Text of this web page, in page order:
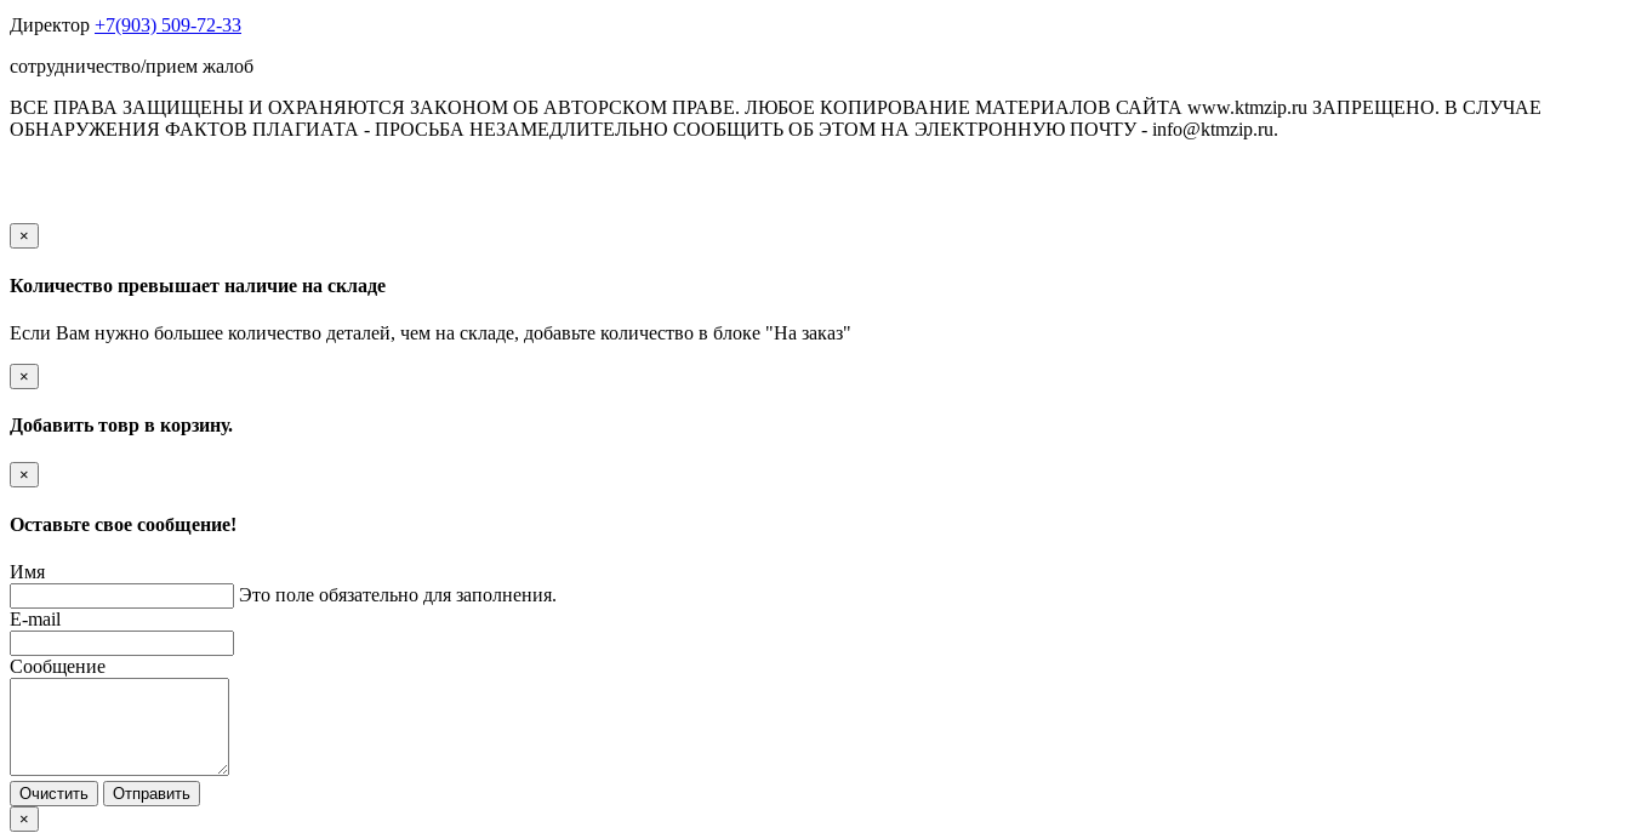
Директор +7(903) 509-72-33
сотрудничество/прием жалоб
ВСЕ ПРАВА ЗАЩИЩЕНЫ И ОХРАНЯЮТСЯ ЗАКОНОМ ОБ АВТОРСКОМ ПРАВЕ. ЛЮБОЕ КОПИРОВАНИЕ МАТЕРИАЛОВ САЙТА www.ktmzip.ru ЗАПРЕЩЕНО. В СЛУЧАЕ
ОБНАРУЖЕНИЯ ФАКТОВ ПЛАГИАТА - ПРОСЬБА НЕЗАМЕДЛИТЕЛЬНО СООБЩИТЬ ОБ ЭТОМ НА ЭЛЕКТРОННУЮ ПОЧТУ - info@ktmzip.ru.
×
Количество превышает наличие на складе
Если Вам нужно большее количество деталей, чем на складе, добавьте количество в блоке "На заказ"
×
Добавить товр в корзину.
×
Оставьте свое сообщение!
Имя
Это поле обязательно для заполнения.
E-mail
Сообщение
Очистить
Отправить
×